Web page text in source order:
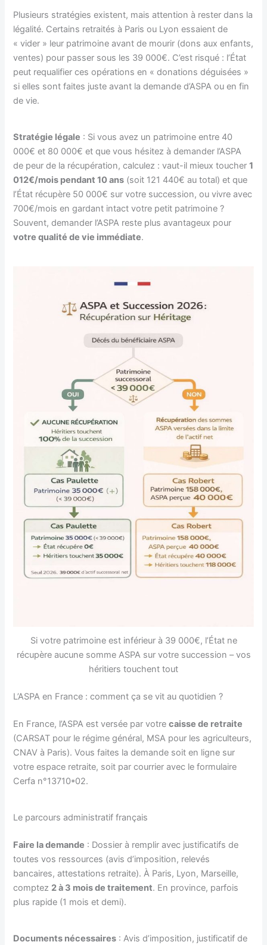
Plusieurs stratégies existent, mais attention à rester dans la
légalité. Certains retraités à Paris ou Lyon essaient de
« vider » leur patrimoine avant de mourir (dons aux enfants,
ventes) pour passer sous les 39 000€. C’est risqué : l’État
peut requalifier ces opérations en « donations déguisées »
si elles sont faites juste avant la demande d’ASPA ou en fin
de vie.
Stratégie légale : Si vous avez un patrimoine entre 40
000€ et 80 000€ et que vous hésitez à demander l’ASPA
de peur de la récupération, calculez : vaut-il mieux toucher1
012€/mois pendant 10 ans (soit 121 440€ au total) et que
l’État récupère 50 000€ sur votre succession, ou vivre avec
700€/mois en gardant intact votre petit patrimoine ?
Souvent, demander l’ASPA reste plus avantageux pour
votre qualité de vie immédiate.
Si votre patrimoine est inférieur à 39 000€, l’État ne
récupère aucune somme ASPA sur votre succession – vos
héritiers touchent tout
L’ASPA en France : comment ça se vit au quotidien ?
En France, l’ASPA est versée par votrecaisse de retraite
(CARSAT pour le régime général, MSA pour les agriculteurs,
CNAV à Paris). Vous faites la demande soit en ligne sur
votre espace retraite, soit par courrier avec le formulaire
Cerfa n°13710*02.
Le parcours administratif français
Faire la demande : Dossier à remplir avec justificatifs de
toutes vos ressources (avis d’imposition, relevés
bancaires, attestations retraite). À Paris, Lyon, Marseille,
comptez 2 à 3 mois de traitement. En province, parfois
plus rapide (1 mois et demi).
Documents nécessaires : Avis d’imposition, justificatif de